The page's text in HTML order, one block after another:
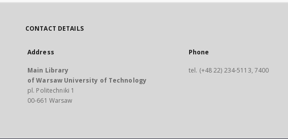
CONTACT DETAILS
Address
Main Library
of Warsaw University of Technology
pl. Politechniki 1
00-661 Warsaw
Phone
tel. (+48 22) 234-5113, 7400